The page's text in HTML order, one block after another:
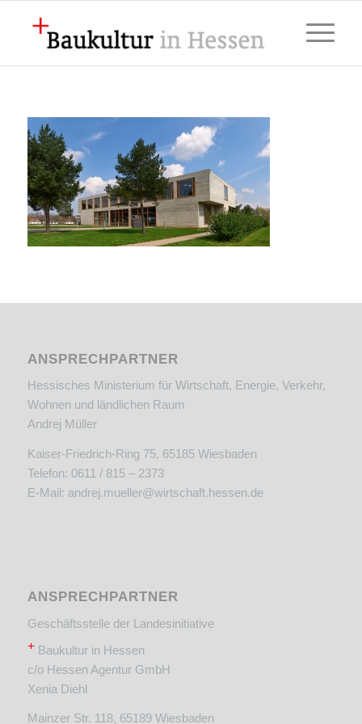
ANSPRECHPARTNER
Hessisches Ministerium für Wirtschaft, Energie, Verkehr,
Wohnen und ländlichen Raum
Andrej Müller
Kaiser-Friedrich-Ring 75, 65185 Wiesbaden
Telefon: 0611 / 815 – 2373
E-Mail: andrej.mueller@wirtschaft.hessen.de
ANSPRECHPARTNER
Geschäftsstelle der Landesinitiative
+Baukultur in Hessen
c/o Hessen Agentur GmbH
Xenia Diehl
Mainzer Str. 118, 65189 Wiesbaden